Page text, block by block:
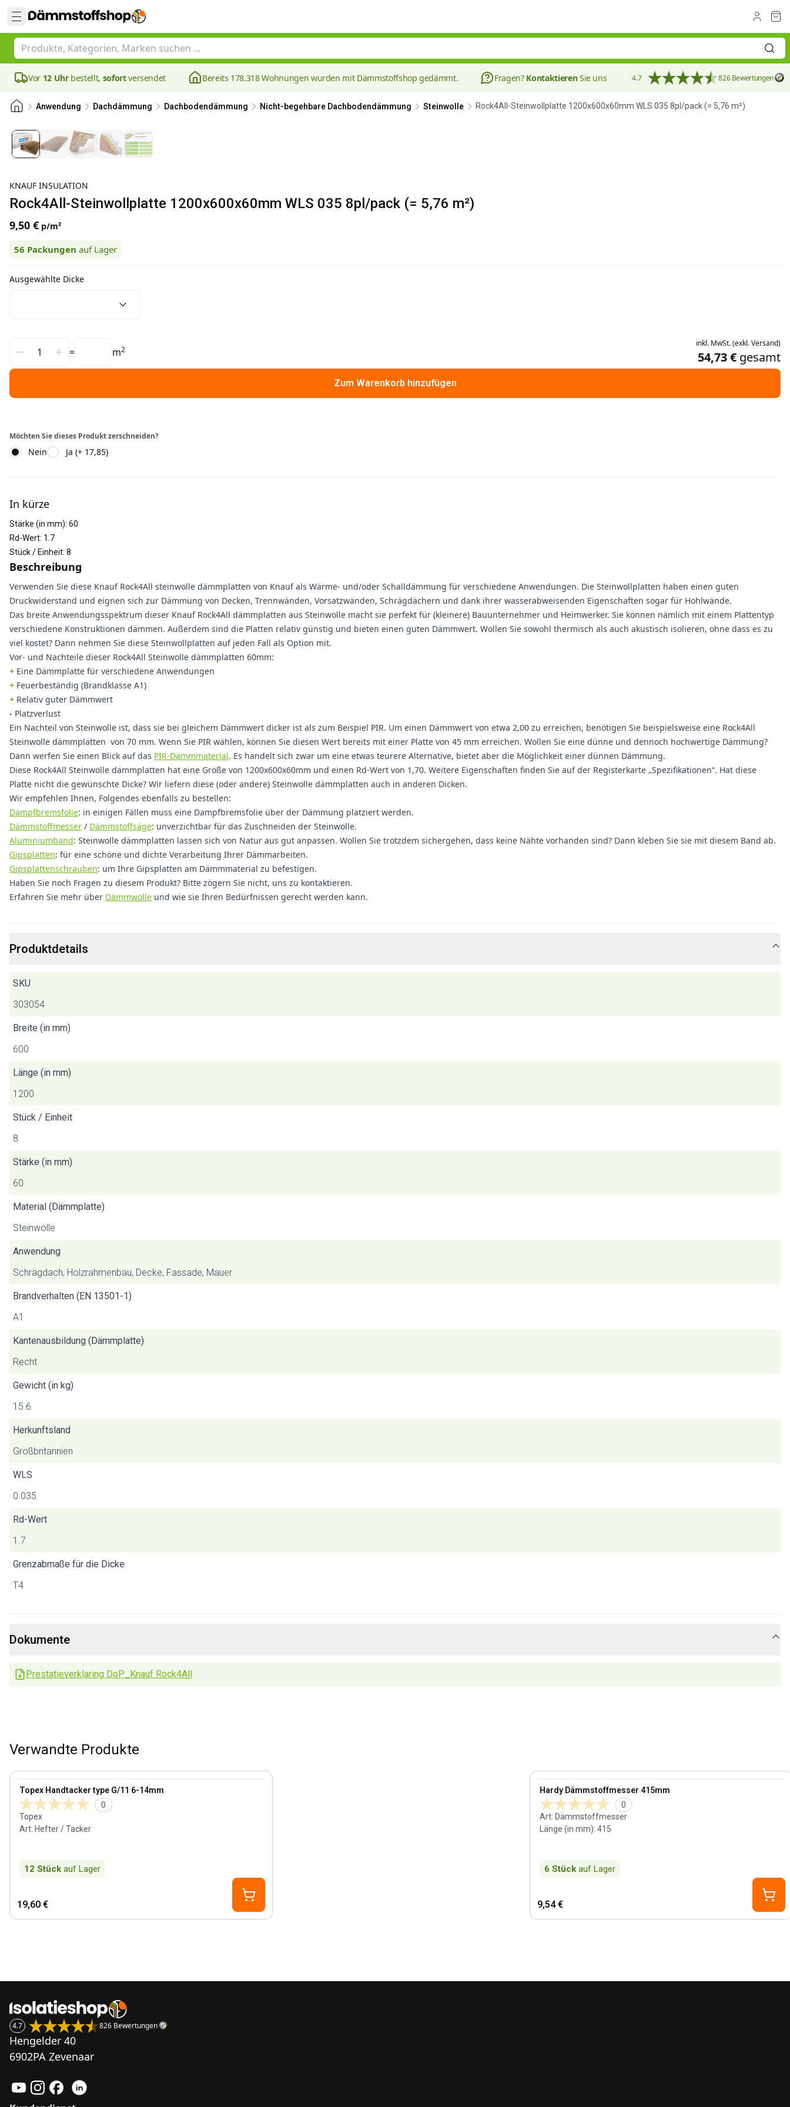
Vor 12 Uhrbestellt, sofortversendet Bereits 178.318 Wohnungen wurden mit Dämmstoffshop gedämmt. Fragen? KontaktierenSie uns 4.7 826 Bewertungen
Anwendung Dachdämmung Dachbodendämmung Nicht-begehbare Dachbodendämmung Steinwolle Rock4All-Steinwollplatte 1200x600x60mm WLS 035 8pl/pack (= 5,76 m²)60 mm
KNAUF INSULATION
Rock4All-Steinwollplatte 1200x600x60mm WLS 035 8pl/pack (= 5,76 m²)
9,50 € p/m²
56 Packungen auf Lager
Ausgewählte Dicke
= m2
inkl. MwSt.(exkl.Versand)
54,73 € gesamt
Zum Warenkorb hinzufügen
Möchten Sie dieses Produkt zerschneiden?
Nein Ja (+ 17,85)
In kürze
Stärke (in mm): 60
Rd-Wert: 1.7
Stück / Einheit: 8
Beschreibung
Verwenden Sie diese Knauf Rock4All steinwolle dämmplatten von Knauf als Wärme- und/oder Schalldämmung für verschiedene Anwendungen. Die Steinwollplatten haben einen guten
Druckwiderstand und eignen sich zur Dämmung von Decken, Trennwänden, Vorsatzwänden, Schrägdächern und dank ihrer wasserabweisenden Eigenschaften sogar für Hohlwände.
Das breite Anwendungsspektrum dieser Knauf Rock4All dämmplatten aus Steinwolle macht sie perfekt für (kleinere) Bauunternehmer und Heimwerker. Sie können nämlich mit einem Plattentyp
verschiedene Konstruktionen dämmen. Außerdem sind die Platten relativ günstig und bieten einen guten Dämmwert. Wollen Sie sowohl thermisch als auch akustisch isolieren, ohne dass es zu
viel kostet? Dann nehmen Sie diese Steinwollplatten auf jeden Fall als Option mit.
Vor- und Nachteile dieser Rock4All Steinwolle dämmplatten 60mm:
+ Eine Dämmplatte für verschiedene Anwendungen
+ Feuerbeständig (Brandklasse A1)
+ Relativ guter Dämmwert
- Platzverlust
Ein Nachteil von Steinwolle ist, dass sie bei gleichem Dämmwert dicker ist als zum Beispiel PIR. Um einen Dämmwert von etwa 2,00 zu erreichen, benötigen Sie beispielsweise eine Rock4All
Steinwolle dämmplatten von 70 mm. Wenn Sie PIR wählen, können Sie diesen Wert bereits mit einer Platte von 45 mm erreichen. Wollen Sie eine dünne und dennoch hochwertige Dämmung?
Dann werfen Sie einen Blick auf das PIR-Dämmmaterial. Es handelt sich zwar um eine etwas teurere Alternative, bietet aber die Möglichkeit einer dünnen Dämmung.
Diese Rock4All Steinwolle dämmplatten hat eine Größe von 1200x600x60mm und einen Rd-Wert von 1,70. Weitere Eigenschaften finden Sie auf der Registerkarte „Spezifikationen“. Hat diese
Platte nicht die gewünschte Dicke? Wir liefern diese (oder andere) Steinwolle dämmplatten auch in anderen Dicken.
Wir empfehlen Ihnen, Folgendes ebenfalls zu bestellen:
Dampfbremsfolie: in einigen Fällen muss eine Dampfbremsfolie über der Dämmung platziert werden.
Dämmstoffmesser / Dämmstoffsäge: unverzichtbar für das Zuschneiden der Steinwolle.
Aluminiumband: Steinwolle dämmplatten lassen sich von Natur aus gut anpassen. Wollen Sie trotzdem sichergehen, dass keine Nähte vorhanden sind? Dann kleben Sie sie mit diesem Band ab.
Gipsplatten: für eine schöne und dichte Verarbeitung Ihrer Dämmarbeiten.
Gipsplattenschrauben: um Ihre Gipsplatten am Dämmmaterial zu befestigen.
Haben Sie noch Fragen zu diesem Produkt? Bitte zögern Sie nicht, uns zu kontaktieren.
Erfahren Sie mehr über Dämmwolle und wie sie Ihren Bedürfnissen gerecht werden kann.
Produktdetails
SKU
303054
Breite (in mm)
600
Länge (in mm)
1200
Stück / Einheit
8
Stärke (in mm)
60
Material (Dämmplatte)
Steinwolle
Anwendung
Schrägdach, Holzrahmenbau, Decke, Fassade, Mauer
Brandverhalten (EN 13501-1)
A1
Kantenausbildung (Dämmplatte)
Recht
Gewicht (in kg)
15.6
Herkunftsland
Großbritannien
WLS
0.035
Rd-Wert
1.7
Grenzabmaße für die Dicke
T4
Dokumente
Prestatieverklaring DoP_Knauf Rock4All
Verwandte Produkte
Topex Handtacker type G/11 6-14mm
0
Topex
Art: Hefter / Tacker
12 Stück auf Lager
View product
19,60 €
Hardy Dämmstoffmesser 415mm
0
Art: Dämmstoffmesser
Länge (in mm):415
6 Stück auf Lager
View product
9,54 €
4.7 826 Bewertungen
Hengelder 40
6902PA Zevenaar